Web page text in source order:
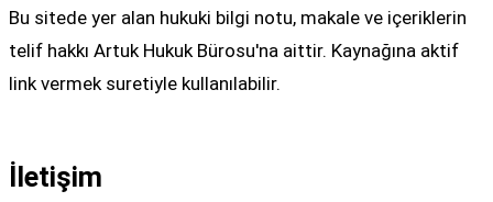
Bu sitede yer alan hukuki bilgi notu, makale ve içeriklerin
telif hakkı Artuk Hukuk Bürosu'na aittir. Kaynağına aktif
link vermek suretiyle kullanılabilir.
İletişim